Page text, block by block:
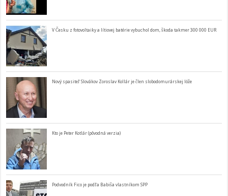
V Česku z fotovoltaiky a lítiovej batérie vybuchol dom, škoda takmer 300 000 EUR
Nový spasiteľ Slovákov Zoroslav Kollár je člen slobodomurárskej lóže
Kto je Peter Kotlár (pôvodná verzia)
Podvodník Fico je podľa Babiša vlastníkom SPP